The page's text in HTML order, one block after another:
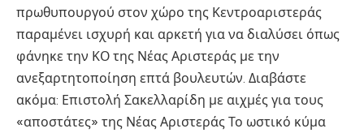
πρωθυπουργού στον χώρο της Κεντροαριστεράς
παραμένει ισχυρή και αρκετή για να διαλύσει όπως
φάνηκε την ΚΟ της Νέας Αριστεράς με την
ανεξαρτητοποίηση επτά βουλευτών. Διαβάστε
ακόμα: Επιστολή Σακελλαρίδη με αιχμές για τους
«αποστάτες» της Νέας Αριστεράς Το ωστικό κύμα